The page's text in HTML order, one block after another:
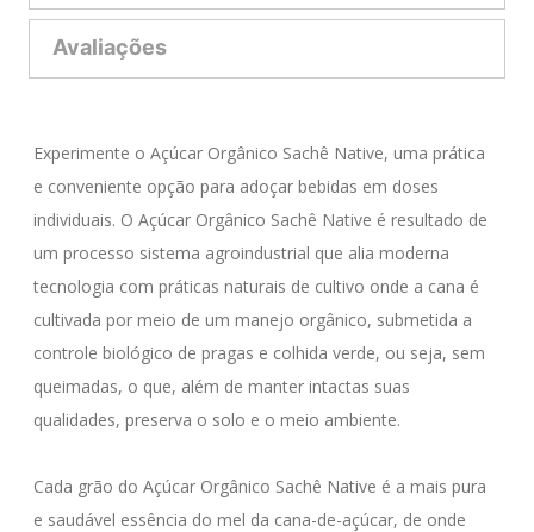
Avaliações
Experimente o Açúcar Orgânico Sachê Native, uma prática
e conveniente opção para adoçar bebidas em doses
individuais. O Açúcar Orgânico Sachê Native é resultado de
um processo sistema agroindustrial que alia moderna
tecnologia com práticas naturais de cultivo onde a cana é
cultivada por meio de um manejo orgânico, submetida a
controle biológico de pragas e colhida verde, ou seja, sem
queimadas, o que, além de manter intactas suas
qualidades, preserva o solo e o meio ambiente.
Cada grão do Açúcar Orgânico Sachê Native é a mais pura
e saudável essência do mel da cana-de-açúcar, de onde